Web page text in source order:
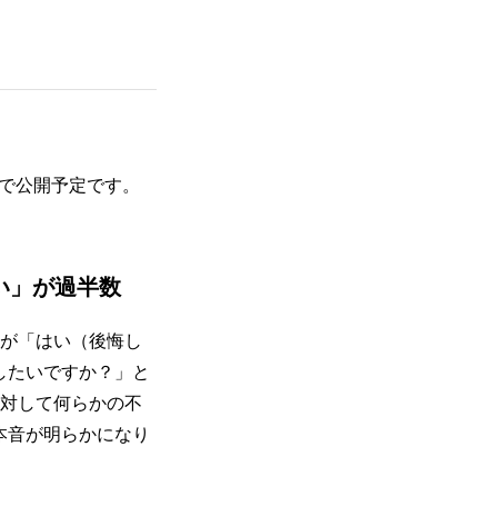
で公開予定です。
」が過半数
「はい（後悔し
いですか？」と
して何らかの不
が明らかになり